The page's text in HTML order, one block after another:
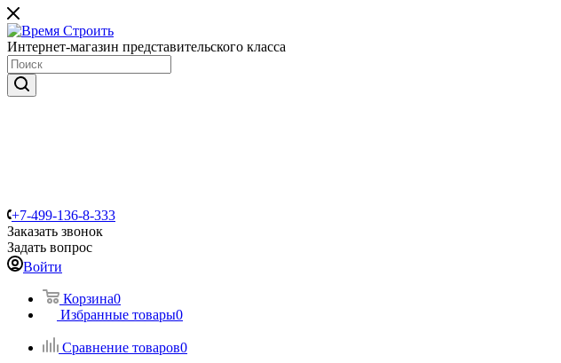
Интернет-магазин представительского класса
+7-499-136-8-333
Заказать звонок
Задать вопрос
Войти
Корзина0
Избранные товары0
Сравнение товаров0